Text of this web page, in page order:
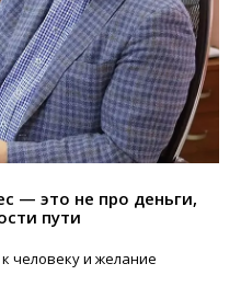
— это не про деньги,
пути
человеку и желание